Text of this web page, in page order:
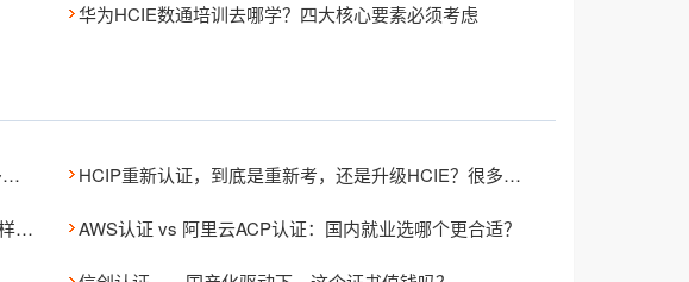
华为HCIE数通培训去哪学？四大核心要素必须考虑
华为HCIP报名后大约多长时间考试？HCIP备考周期多久？ HCIP重新认证，到底是重新考，还是升级HCIE？很多人选错了
HCIP数通题库还有必要刷吗？2026年考试变化后，这样刷题通过率更高 AWS认证 vs 阿里云ACP认证：国内就业选哪个更合适？